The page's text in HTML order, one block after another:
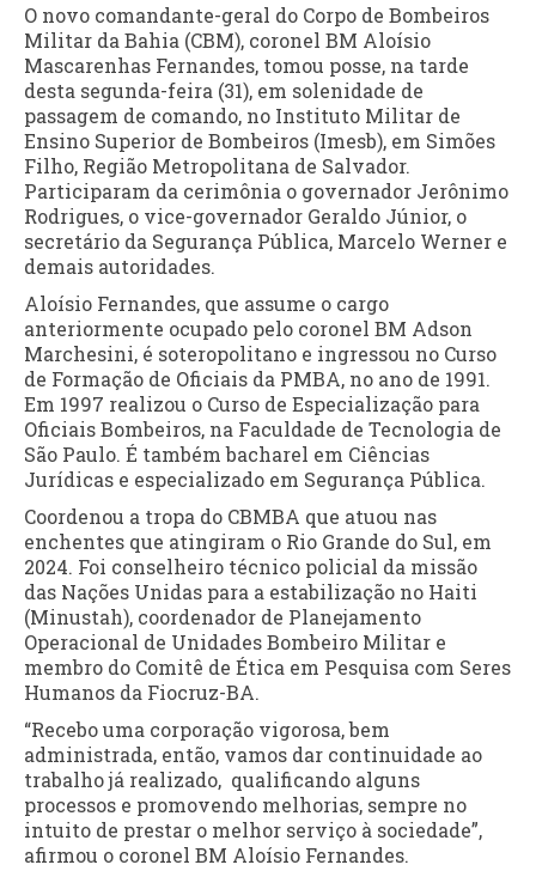
O novo comandante-geral do Corpo de Bombeiros
Militar da Bahia (CBM), coronel BM Aloísio
Mascarenhas Fernandes, tomou posse, na tarde
desta segunda-feira (31), em solenidade de
passagem de comando, no Instituto Militar de
Ensino Superior de Bombeiros (Imesb), em Simões
Filho, Região Metropolitana de Salvador.
Participaram da cerimônia o governador Jerônimo
Rodrigues, o vice-governador Geraldo Júnior, o
secretário da Segurança Pública, Marcelo Werner e
demais autoridades.
Aloísio Fernandes, que assume o cargo
anteriormente ocupado pelo coronel BM Adson
Marchesini, é soteropolitano e ingressou no Curso
de Formação de Oficiais da PMBA, no ano de 1991.
Em 1997 realizou o Curso de Especialização para
Oficiais Bombeiros, na Faculdade de Tecnologia de
São Paulo. É também bacharel em Ciências
Jurídicas e especializado em Segurança Pública.
Coordenou a tropa do CBMBA que atuou nas
enchentes que atingiram o Rio Grande do Sul, em
2024. Foi conselheiro técnico policial da missão
das Nações Unidas para a estabilização no Haiti
(Minustah), coordenador de Planejamento
Operacional de Unidades Bombeiro Militar e
membro do Comitê de Ética em Pesquisa com Seres
Humanos da Fiocruz-BA.
“Recebo uma corporação vigorosa, bem
administrada, então, vamos dar continuidade ao
trabalho já realizado, qualificando alguns
processos e promovendo melhorias, sempre no
intuito de prestar o melhor serviço à sociedade”,
afirmou o coronel BM Aloísio Fernandes.